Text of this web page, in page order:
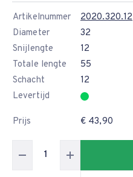
Artikelnummer
2020.320.12
Diameter
32
Snijlengte
12
Totale lengte
55
Schacht
12
Levertijd
Prijs € 43,90